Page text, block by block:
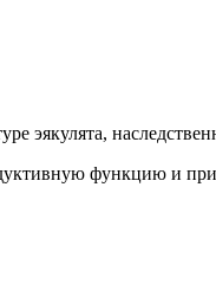
эякулята,
функцию и